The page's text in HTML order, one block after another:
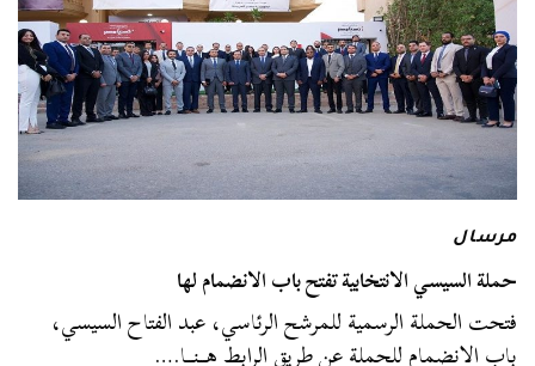
مرسال
حملة السيسي الانتخابية تفتح باب الانضمام لها
فتحت الحملة الرسمية للمرشح الرئاسي، عبد الفتاح السيسي،
باب الانضمام للحملة عن طريق الرابط هـــنـــا.…